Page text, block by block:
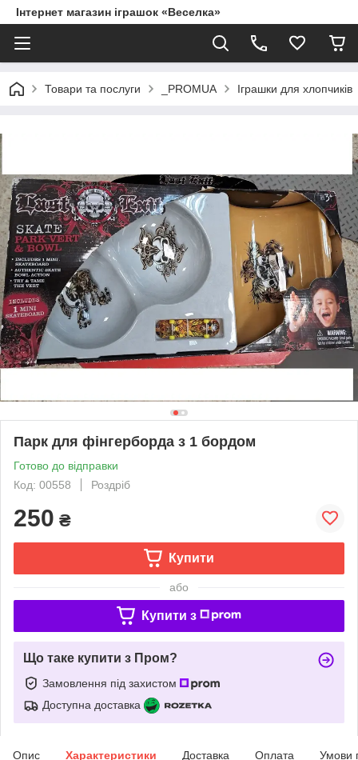
Інтернет магазин іграшок «Веселка»
Товари та послуги _PROMUA Іграшки для хлопчиків
Парк для фінгерборда з 1 бордом
Готово до відправки
Код: 00558
Роздріб
250 ₴
Купити
або
Купити з
Що таке купити з Пром?
Замовлення під захистом
Доступна доставка
Опис Характеристики Доставка Оплата Умови